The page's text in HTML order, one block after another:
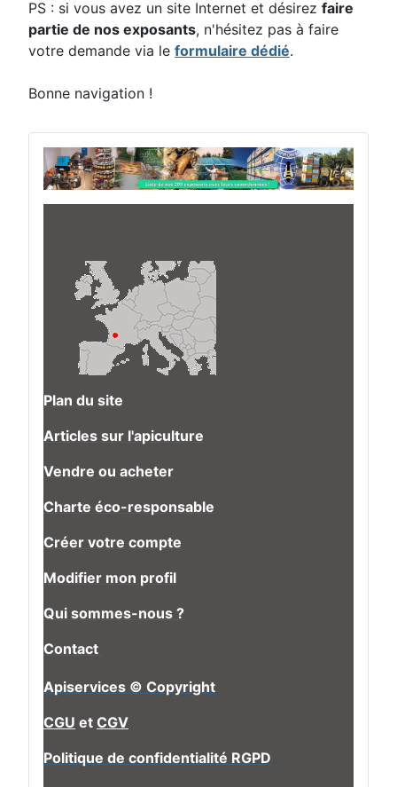
PS : si vous avez un site Internet et désirez faire
partie de nos exposants, n'hésitez pas à faire
votre demande via le formulaire dédié.
Bonne navigation !
Plan du site
Articles sur l'apiculture
Vendre ou acheter
Charte éco-responsable
Créer votre compte
Modifier mon profil
Qui sommes-nous ?
Contact
Apiservices © Copyright
CGU et CGV
Politique de confidentialité RGPD